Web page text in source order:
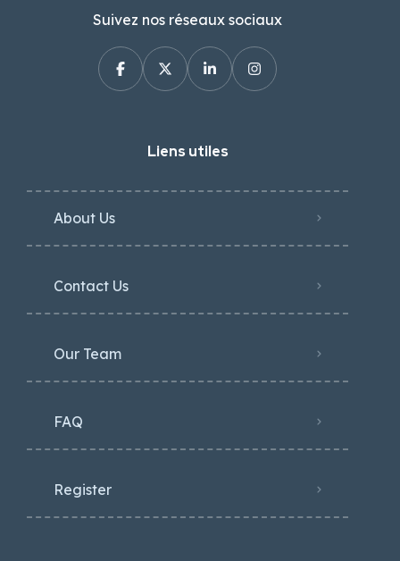
Suivez nos réseaux sociaux
Liens utiles
About Us
Contact Us
Our Team
FAQ
Register